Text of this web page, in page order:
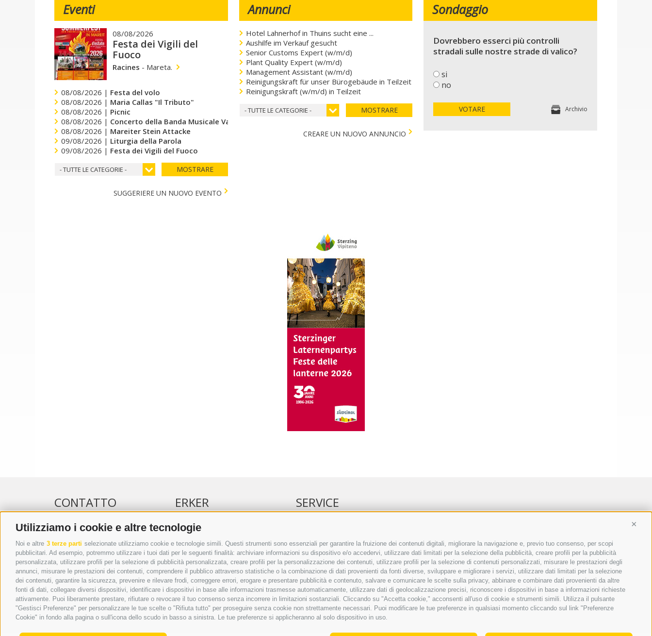
Utilizziamo i cookie e altre tecnologie
Noi e altre 3 terze parti selezionate utilizziamo cookie e tecnologie simili. Questi strumenti sono essenziali per garantire la fruizione dei contenuti digitali, migliorare la navigazione e, previo tuo consenso, per scopi
pubblicitari. Ad esempio, potremmo utilizzare i tuoi dati per le seguenti finalità: archiviare informazioni su dispositivo e/o accedervi, utilizzare dati limitati per la selezione della pubblicità, creare profili per la pubblicità
personalizzata, utilizzare profili per la selezione di pubblicità personalizzata, creare profili per la personalizzazione dei contenuti, utilizzare profili per la selezione di contenuti personalizzati, misurare le prestazioni degli
annunci, misurare le prestazioni dei contenuti, comprendere il pubblico attraverso statistiche o la combinazione di dati provenienti da fonti diverse, sviluppare e migliorare i servizi, utilizzare dati limitati per la selezione
dei contenuti, garantire la sicurezza, prevenire e rilevare frodi, correggere errori, erogare e presentare pubblicità e contenuto, salvare e comunicare le scelte sulla privacy, abbinare e combinare dati provenienti da altre
fonti di dati, collegare diversi dispositivi, identificare i dispositivi in base alle informazioni trasmesse automaticamente, utilizzare dati di geolocalizzazione precisi, riconoscere i dispositivi in base a informazioni richieste
attivamente. Puoi liberamente prestare, rifiutare o revocare il tuo consenso senza incorrere in limitazioni sostanziali. Cliccando su "Accetta cookie," acconsenti all'uso di cookie e strumenti simili. Utilizza il pulsante
"Gestisci Preferenze" per personalizzare le tue scelte o "Rifiuta tutto" per proseguire senza cookie non strettamente necessari. Puoi modificare le tue preferenze in qualsiasi momento cliccando sul link "Preferenze
Cookie" in fondo alla pagina o sull'icona dello scudo in basso a sinistra. Le tue preferenze si applicheranno al solo dispositivo in uso.
Eventi
08/08/2026
Festa dei Vigili del
Fuoco
Racines - Mareta.
08/08/2026 | Festa del volo
08/08/2026 | Maria Callas "Il Tributo"
08/08/2026 | Picnic
08/08/2026 | Concerto della Banda Musicale Val di Vizze
08/08/2026 | Mareiter Stein Attacke
09/08/2026 | Liturgia della Parola
09/08/2026 | Festa dei Vigili del Fuoco
- TUTTE LE CATEGORIE - MOSTRARE
SUGGERIERE UN NUOVO EVENTO
Annunci
Hotel Lahnerhof in Thuins sucht eine ...
Aushilfe im Verkauf gesucht
Senior Customs Expert (w/m/d)
Plant Quality Expert (w/m/d)
Management Assistant (w/m/d)
Reinigungskraft für unser Bürogebäude in Teilzeit
Reinigungskraft (w/m/d) in Teilzeit
- TUTTE LE CATEGORIE - MOSTRARE
CREARE UN NUOVO ANNUNCIO
Sondaggio
Dovrebbero esserci più controlli
stradali sulle nostre strade di valico?
si
no
VOTARE Archivio
CONTATTO
WIPP-MEDIA GMBH
DER ERKER
CITTÀ NUOVA 20A
I-39049 VIPITENO
TEL.: +39 0472 766876
GRAFIK@DERERKER.IT
INFO@DERERKER.IT
BARBARA.FONTANA@DERERKER.IT
ERKER
PUBBLICITÀ NELL’ERKER
PUBBLICITÀ ONLINE
ADDEBITO DIRETTO SEPA
REGOLAMENTO COMMENTI
ONLINE VOTING
SERVICE
ANNUNCI
LINK UTILI
METEO
WEBCAM
VIDEO
NECROLOGI